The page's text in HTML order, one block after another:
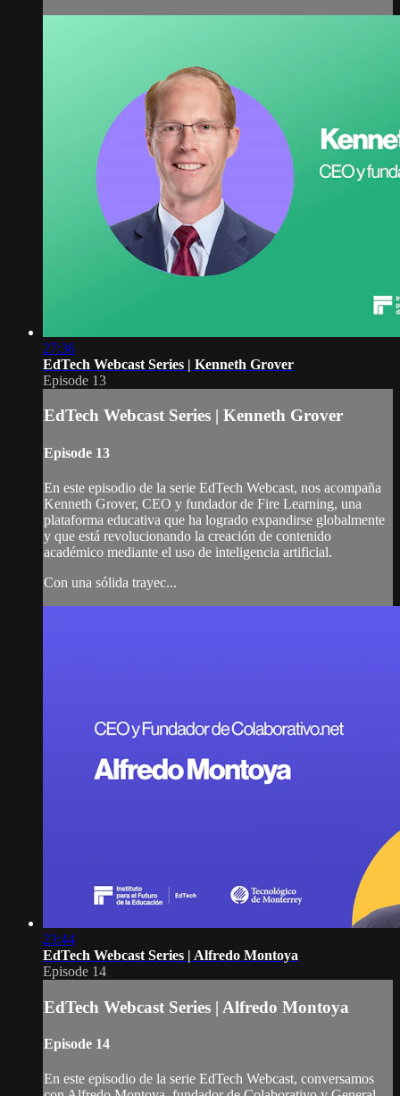
27:36
EdTech Webcast Series | Kenneth Grover
Episode 13
EdTech Webcast Series | Kenneth Grover
Episode 13
En este episodio de la serie EdTech Webcast, nos acompaña
Kenneth Grover, CEO y fundador de Fire Learning, una
plataforma educativa que ha logrado expandirse globalmente
y que está revolucionando la creación de contenido
académico mediante el uso de inteligencia artificial.
Con una sólida trayec...
23:44
EdTech Webcast Series | Alfredo Montoya
Episode 14
EdTech Webcast Series | Alfredo Montoya
Episode 14
En este episodio de la serie EdTech Webcast, conversamos